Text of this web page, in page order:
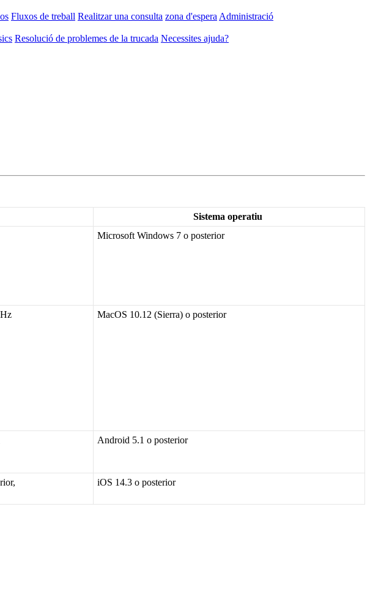
Fluxos de treball Realitzar una consulta zona d'espera Administració
Resolució de problemes de la trucada Necessites ajuda?
Sistema operatiu
Microsoft Windows 7 o posterior
MacOS 10.12 (Sierra) o posterior
Android 5.1 o posterior
,
iOS 14.3 o posterior